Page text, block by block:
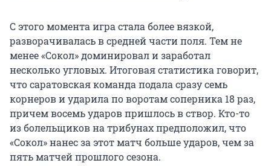
С этого момента игра стала более вязкой,
разворачивалась в средней части поля. Тем не
менее «Сокол» доминировал и заработал
несколько угловых. Итоговая статистика говорит,
что саратовская команда подала сразу семь
корнеров и ударила по воротам соперника 18 раз,
причем восемь ударов пришлось в створ. Кто-то
из болельщиков на трибунах предположил, что
«Сокол» нанес за этот матч больше ударов, чем за
пять матчей прошлого сезона.